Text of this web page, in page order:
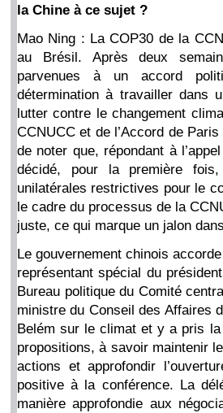
la Chine à ce sujet ?
Mao Ning : La COP30 de la
au Brésil. Après deux
parvenues à un accord
détermination à travailler dans
lutter contre le changement
CCNUCC et de l’Accord de
de noter que, répondant à
décidé, pour la première
unilatérales restrictives pour le
le cadre du processus de la
juste, ce qui marque un jalon
Le gouvernement chinois
représentant spécial du
Bureau politique du Comité
ministre du Conseil des Affaires
Belém sur le climat et y a pris
propositions, à savoir maintenir
actions et approfondir
positive à la conférence. La
manière approfondie aux